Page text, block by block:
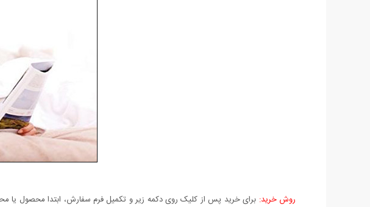
روش خرید: برای خرید پس از کلیک روی دکمه زیر و تکمیل فرم سفارش، ابتدا محصول یا